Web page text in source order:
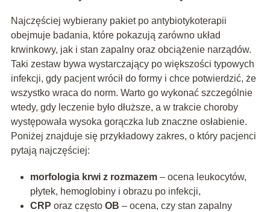
Najczęściej wybierany pakiet po antybiotykoterapii
obejmuje badania, które pokazują zarówno układ
krwinkowy, jak i stan zapalny oraz obciążenie narządów.
Taki zestaw bywa wystarczający po większości typowych
infekcji, gdy pacjent wrócił do formy i chce potwierdzić, że
wszystko wraca do norm. Warto go wykonać szczególnie
wtedy, gdy leczenie było dłuższe, a w trakcie choroby
występowała wysoka gorączka lub znaczne osłabienie.
Poniżej znajduje się przykładowy zakres, o który pacjenci
pytają najczęściej:
morfologia krwi z rozmazem– ocena leukocytów,
płytek, hemoglobiny i obrazu po infekcji,
CRP oraz często OB – ocena, czy stan zapalny